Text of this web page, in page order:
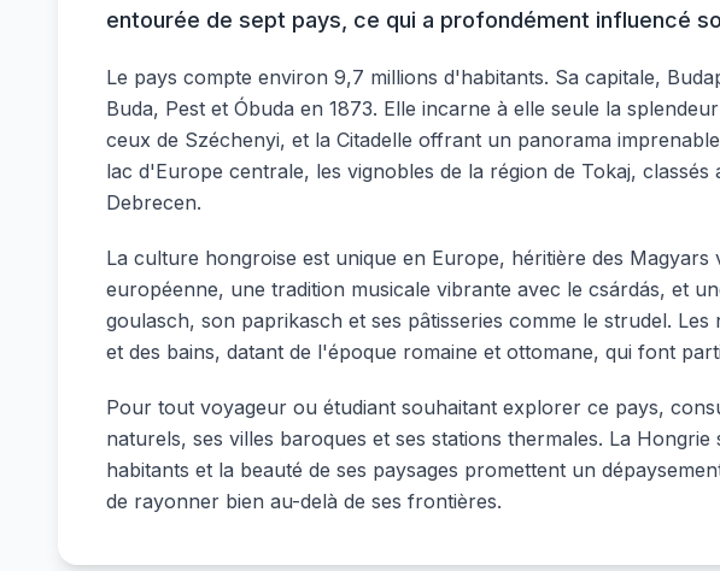
entourée de sept pays, ce qui a profondément influencé
Le pays compte environ 9,7 millions d'habitants. Sa capitale,
Buda, Pest et Óbuda en 1873. Elle incarne à elle seule la
ceux de Széchenyi, et la Citadelle offrant un panorama
lac d'Europe centrale, les vignobles de la région de Tokaj,
Debrecen.
La culture hongroise est unique en Europe, héritière des
européenne, une tradition musicale vibrante avec le csárdás, et
goulasch, son paprikasch et ses pâtisseries comme le strudel.
et des bains, datant de l'époque romaine et ottomane, qui font
Pour tout voyageur ou étudiant souhaitant explorer ce pays,
naturels, ses villes baroques et ses stations thermales. La
habitants et la beauté de ses paysages promettent un
de rayonner bien au-delà de ses frontières.